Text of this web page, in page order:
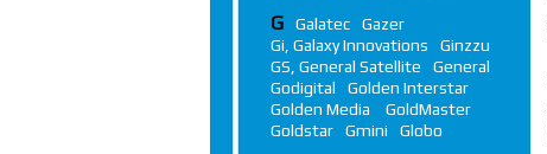
G Galatec
Gazer
Gi, Galaxy Innovations
Ginzzu
GS, General Satellite
General
Godigital
Golden Interstar
Golden Media
GoldMaster
Goldstar
Gmini Globo